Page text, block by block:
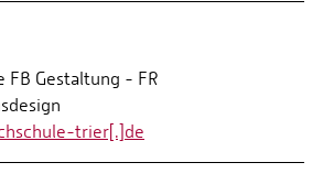
FB Gestaltung - FR
trier[.]de